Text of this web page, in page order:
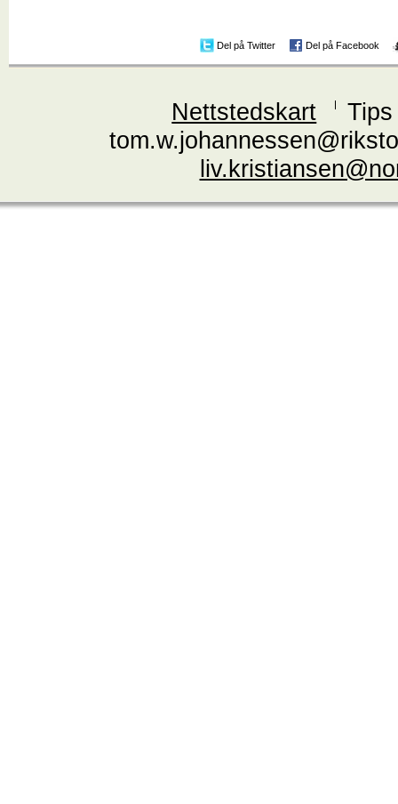
Del på Twitter Del på Facebook
Nettstedskart